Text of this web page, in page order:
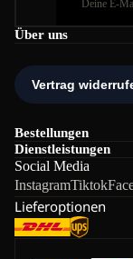
Über uns
Bestellungen
Dienstleistungen
Social Media
InstagramTiktok
Lieferoptionen